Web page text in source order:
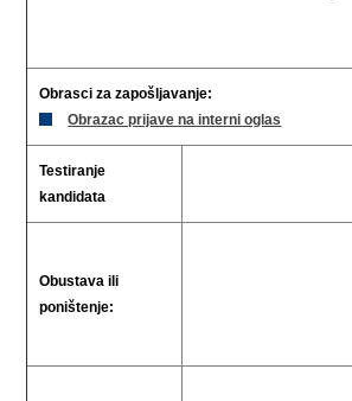
Obrasci za zapošljavanje:
Obrazac prijave na interni oglas
Testiranje
kandidata
Obustava ili
poništenje: